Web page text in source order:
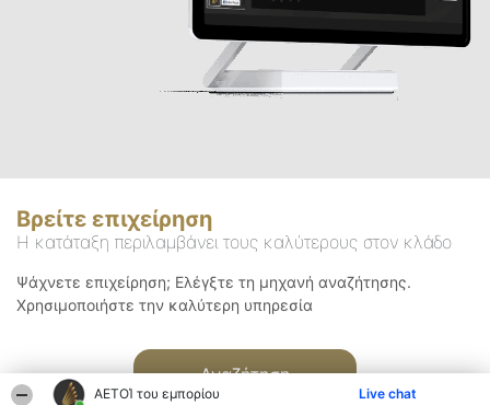
ΑΕΤΟΊ του εμπορίου Live chat
Βρείτε επιχείρηση
Η κατάταξη περιλαμβάνει τους καλύτερους στον κλάδο
Ψάχνετε επιχείρηση; Ελέγξτε τη μηχανή αναζήτησης.
Χρησιμοποιήστε την καλύτερη υπηρεσία
Αναζήτηση